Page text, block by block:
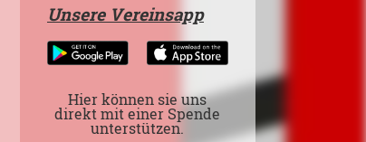
Unsere Vereinsapp
Hier können sie uns
direkt mit einer Spende
unterstützen.